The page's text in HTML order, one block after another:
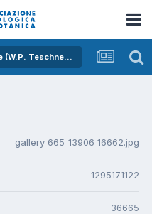
Ophrys holosericea subsp. tetraloniae (W.P. Teschner) Kreutz
gallery_665_13906_16662.jpg
1295171122
36665